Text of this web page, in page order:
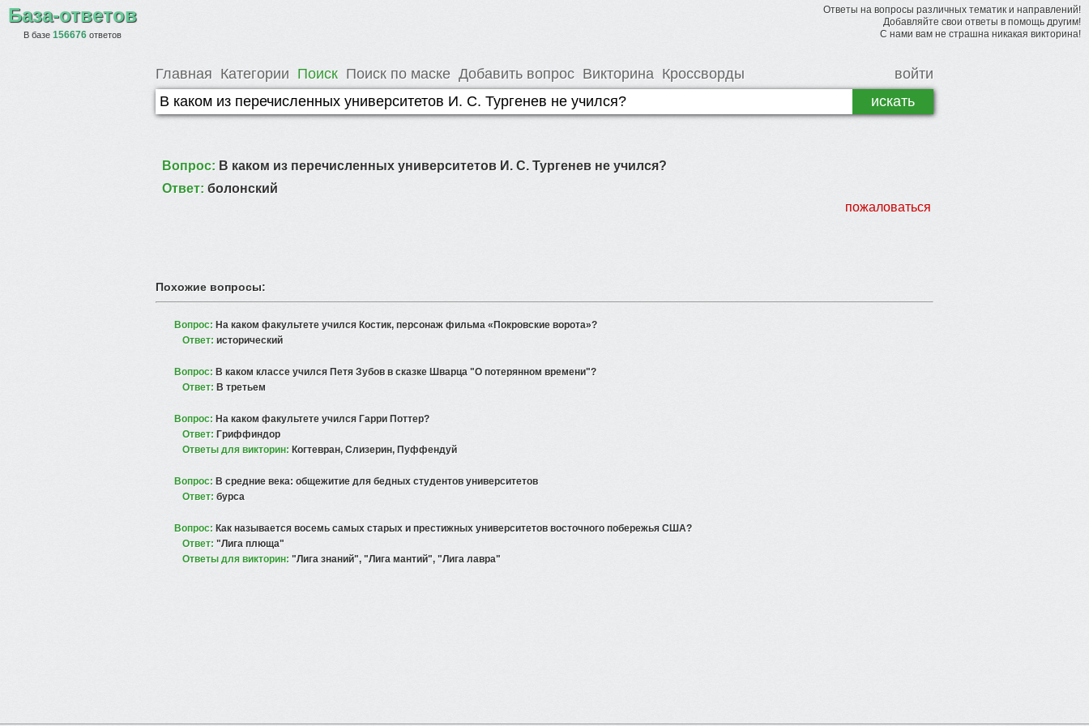
База-ответов
В базе 156676 ответов
Ответы на вопросы различных тематик и направлений!
Добавляйте свои ответы в помощь другим!
С нами вам не страшна никакая викторина!
Главная Категории Поиск Поиск по маске Добавить вопрос Викторина Кроссворды войти
Вопрос: В каком из перечисленных университетов И. С. Тургенев не учился?
Ответ: болонский
пожаловаться
Похожие вопросы:
Вопрос: На каком факультете учился Костик, персонаж фильма «Покровские ворота»?
Ответ: исторический
Вопрос: В каком классе учился Петя Зубов в сказке Шварца "О потерянном времени"?
Ответ: В третьем
Вопрос: На каком факультете учился Гарри Поттер?
Ответ: Гриффиндор
Ответы для викторин: Когтевран, Слизерин, Пуффендуй
Вопрос: В средние века: общежитие для бедных студентов университетов
Ответ: бурса
Вопрос: Как называется восемь самых старых и престижных университетов восточного побережья США?
Ответ: "Лига плюща"
Ответы для викторин: "Лига знаний", "Лига мантий", "Лига лавра"